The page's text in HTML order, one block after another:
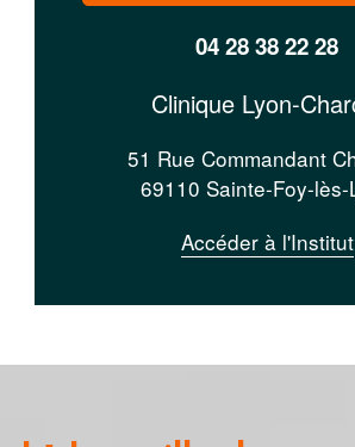
04 28 38 22 28
Clinique Lyon-
51 Rue Commandant
69110 Sainte-Foy-lès-
Accéder à l'Institut